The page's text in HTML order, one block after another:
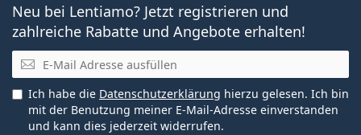
Neu bei Lentiamo? Jetzt registrieren und
zahlreiche Rabatte und Angebote erhalten!
E-Mail
Ich habe die Datenschutzerklärung hierzu gelesen. Ich bin
mit der Benutzung meiner E-Mail-Adresse einverstanden
und kann dies jederzeit widerrufen.